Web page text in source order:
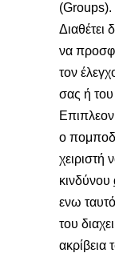
(Groups).
Διαθέτει
να
τον
σας ή
ο
χειριστή
κινδύνου
ενω
του
ακρίβεια